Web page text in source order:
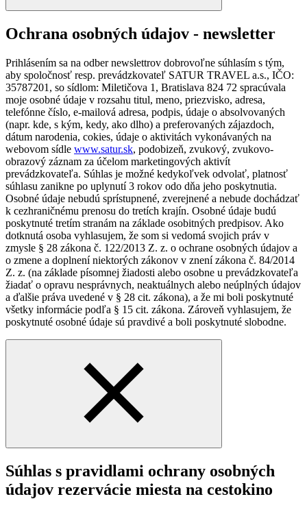
Ochrana osobných údajov - newsletter
Prihlásením sa na odber newslettrov dobrovoľne súhlasím s tým,
aby spoločnosť resp. prevádzkovateľ SATUR TRAVEL a.s., IČO:
35787201, so sídlom: Miletičova 1, Bratislava 824 72 spracúvala
moje osobné údaje v rozsahu titul, meno, priezvisko, adresa,
telefónne číslo, e-mailová adresa, podpis, údaje o absolvovaných
(napr. kde, s kým, kedy, ako dlho) a preferovaných zájazdoch,
dátum narodenia, cokies, údaje o aktivitách vykonávaných na
webovom sídle www.satur.sk, podobizeň, zvukový, zvukovo-
obrazový záznam za účelom marketingových aktivít
prevádzkovateľa. Súhlas je možné kedykoľvek odvolať, platnosť
súhlasu zanikne po uplynutí 3 rokov odo dňa jeho poskytnutia.
Osobné údaje nebudú sprístupnené, zverejnené a nebude dochádzať
k cezhraničnému prenosu do tretích krajín. Osobné údaje budú
poskytnuté tretím stranám na základe osobitných predpisov. Ako
dotknutá osoba vyhlasujem, že som si vedomá svojich práv v
zmysle § 28 zákona č. 122/2013 Z. z. o ochrane osobných údajov a
o zmene a doplnení niektorých zákonov v znení zákona č. 84/2014
Z. z. (na základe písomnej žiadosti alebo osobne u prevádzkovateľa
žiadať o opravu nesprávnych, neaktuálnych alebo neúplných údajov
a ďalšie práva uvedené v § 28 cit. zákona), a že mi boli poskytnuté
všetky informácie podľa § 15 cit. zákona. Zároveň vyhlasujem, že
poskytnuté osobné údaje sú pravdivé a boli poskytnuté slobodne.
Súhlas s pravidlami ochrany osobných
údajov rezervácie miesta na cestokino